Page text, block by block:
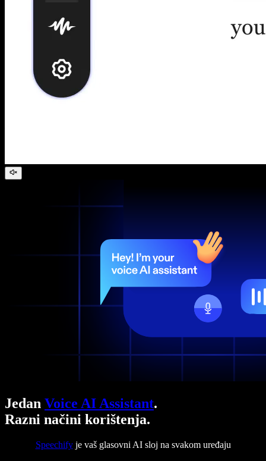
Jedan Voice AI Assistant.
Razni načini korištenja.
Speechifyje vaš glasovni AI sloj na svakom uređaju